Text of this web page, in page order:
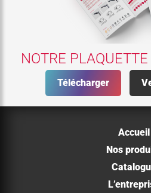
NOTRE
Télécharger
Accueil
Nos